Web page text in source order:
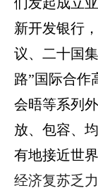
新开发银行
议、二十国
路”国际合作
会晤等系列
放、包容、
有地接近世
经济复苏乏